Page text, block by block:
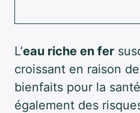
L’eau riche en fer
croissant en raison
bienfaits pour la
également des